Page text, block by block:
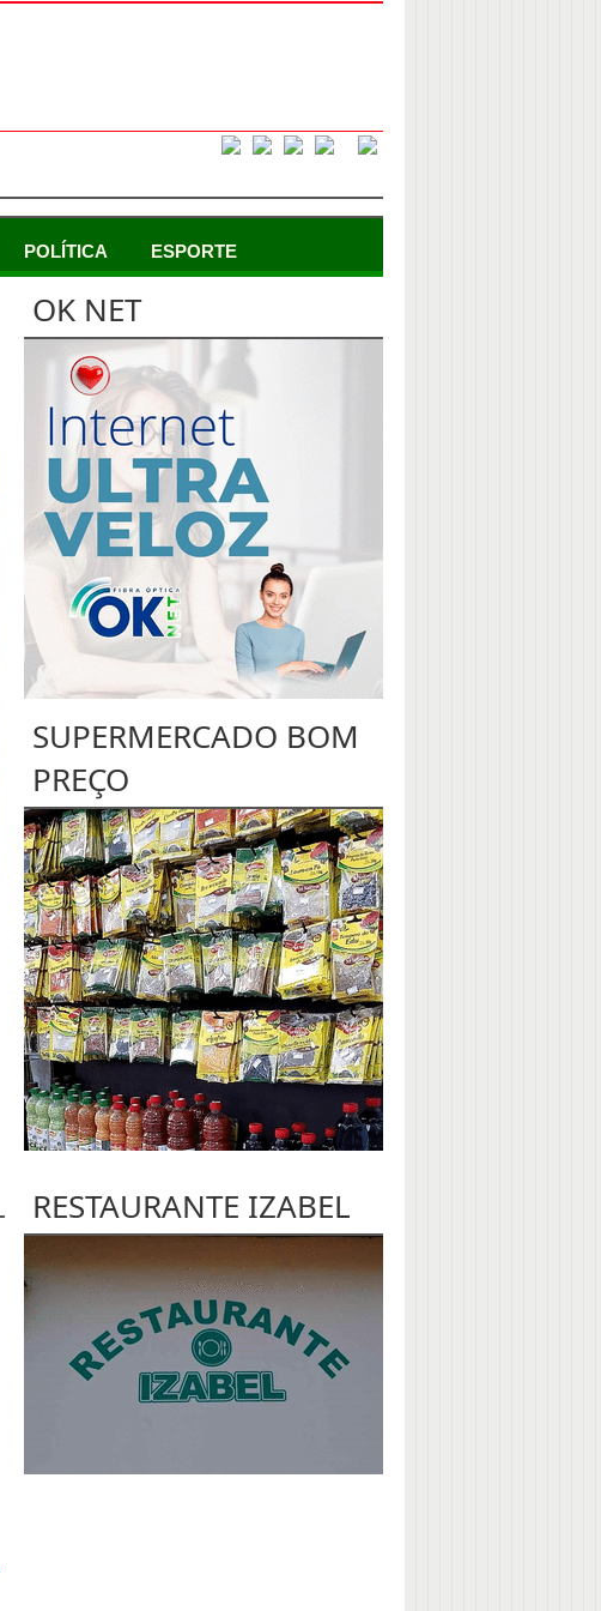
POLÍTICA ESPORTE
OK NET
SUPERMERCADO BOM
PREÇO
RESTAURANTE IZABEL